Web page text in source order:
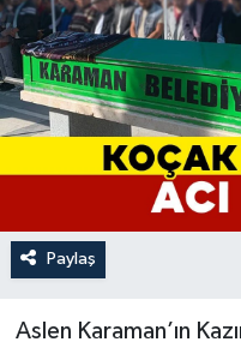
Paylaş
Aslen Karaman’ın